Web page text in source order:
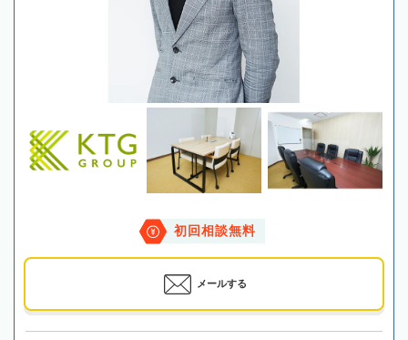
初回相談無料
メールする